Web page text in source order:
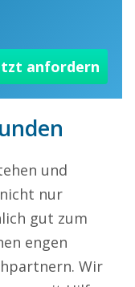
anfordern
und
nur
gut zum
engen
Wir